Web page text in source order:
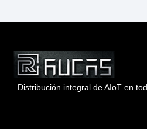
Distribución integral de AIoT en